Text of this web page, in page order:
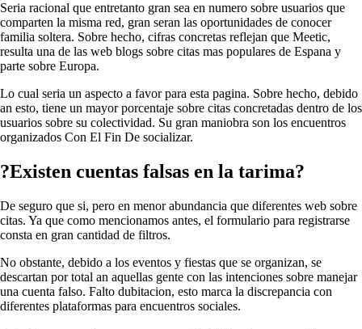
Seri­a racional que entretanto gran sea en numero sobre usuarios que
comparten la misma red, gran seran las oportunidades de conocer
familia soltera. Sobre hecho, cifras concretas reflejan que Meetic,
resulta una de las web blogs sobre citas mas populares de Espana y
parte sobre Europa.
Lo cual seri­a un aspecto a favor para esta pagina. Sobre hecho, debido
an esto, tiene un mayor porcentaje sobre citas concretadas dentro de los
usuarios sobre su colectividad. Su gran maniobra son los encuentros
organizados Con El Fin De socializar.
?Existen cuentas falsas en la tarima?
De seguro que si, pero en menor abundancia que diferentes web sobre
citas. Ya que como mencionamos antes, el formulario para registrarse
consta en gran cantidad de filtros.
No obstante, debido a los eventos y fiestas que se organizan, se
descartan por total an aquellas gente con las intenciones sobre manejar
una cuenta falso. Falto dubitacion, esto marca la discrepancia con
diferentes plataformas para encuentros sociales.